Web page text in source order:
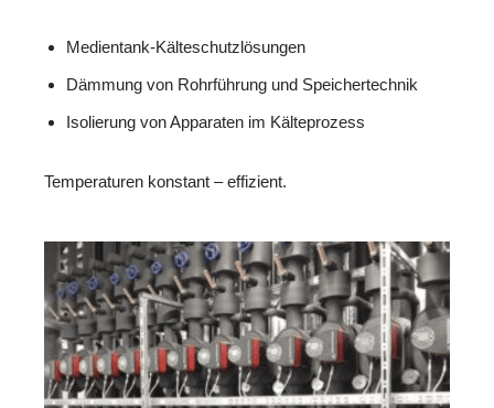
Medientank-Kälteschutzlösungen
Dämmung von Rohrführung und Speichertechnik
Isolierung von Apparaten im Kälteprozess
Temperaturen konstant – effizient.